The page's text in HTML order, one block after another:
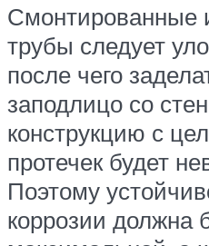
трубы следует
после чего
заподлицо со
конструкцию с
протечек будет
Поэтому
коррозии должна